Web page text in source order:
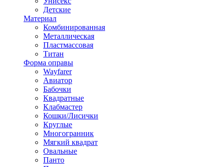
Детские
Материал
Комбинированная
Металлическая
Пластмассовая
Титан
Форма оправы
Wayfarer
Авиатор
Бабочки
Квадратные
Клабмастер
Кошки/Лисички
Круглые
Многогранник
Мягкий квадрат
Овальные
Панто